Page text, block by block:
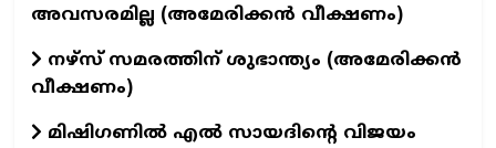
അവസരമില്ല (അമേരിക്കൻ വീക്ഷണം)
നഴ്സ് സമരത്തിന് ശുഭാന്ത്യം (അമേരിക്കൻ
വീക്ഷണം)
മിഷിഗണിൽ എൽ സായദിന്റെ വിജയം